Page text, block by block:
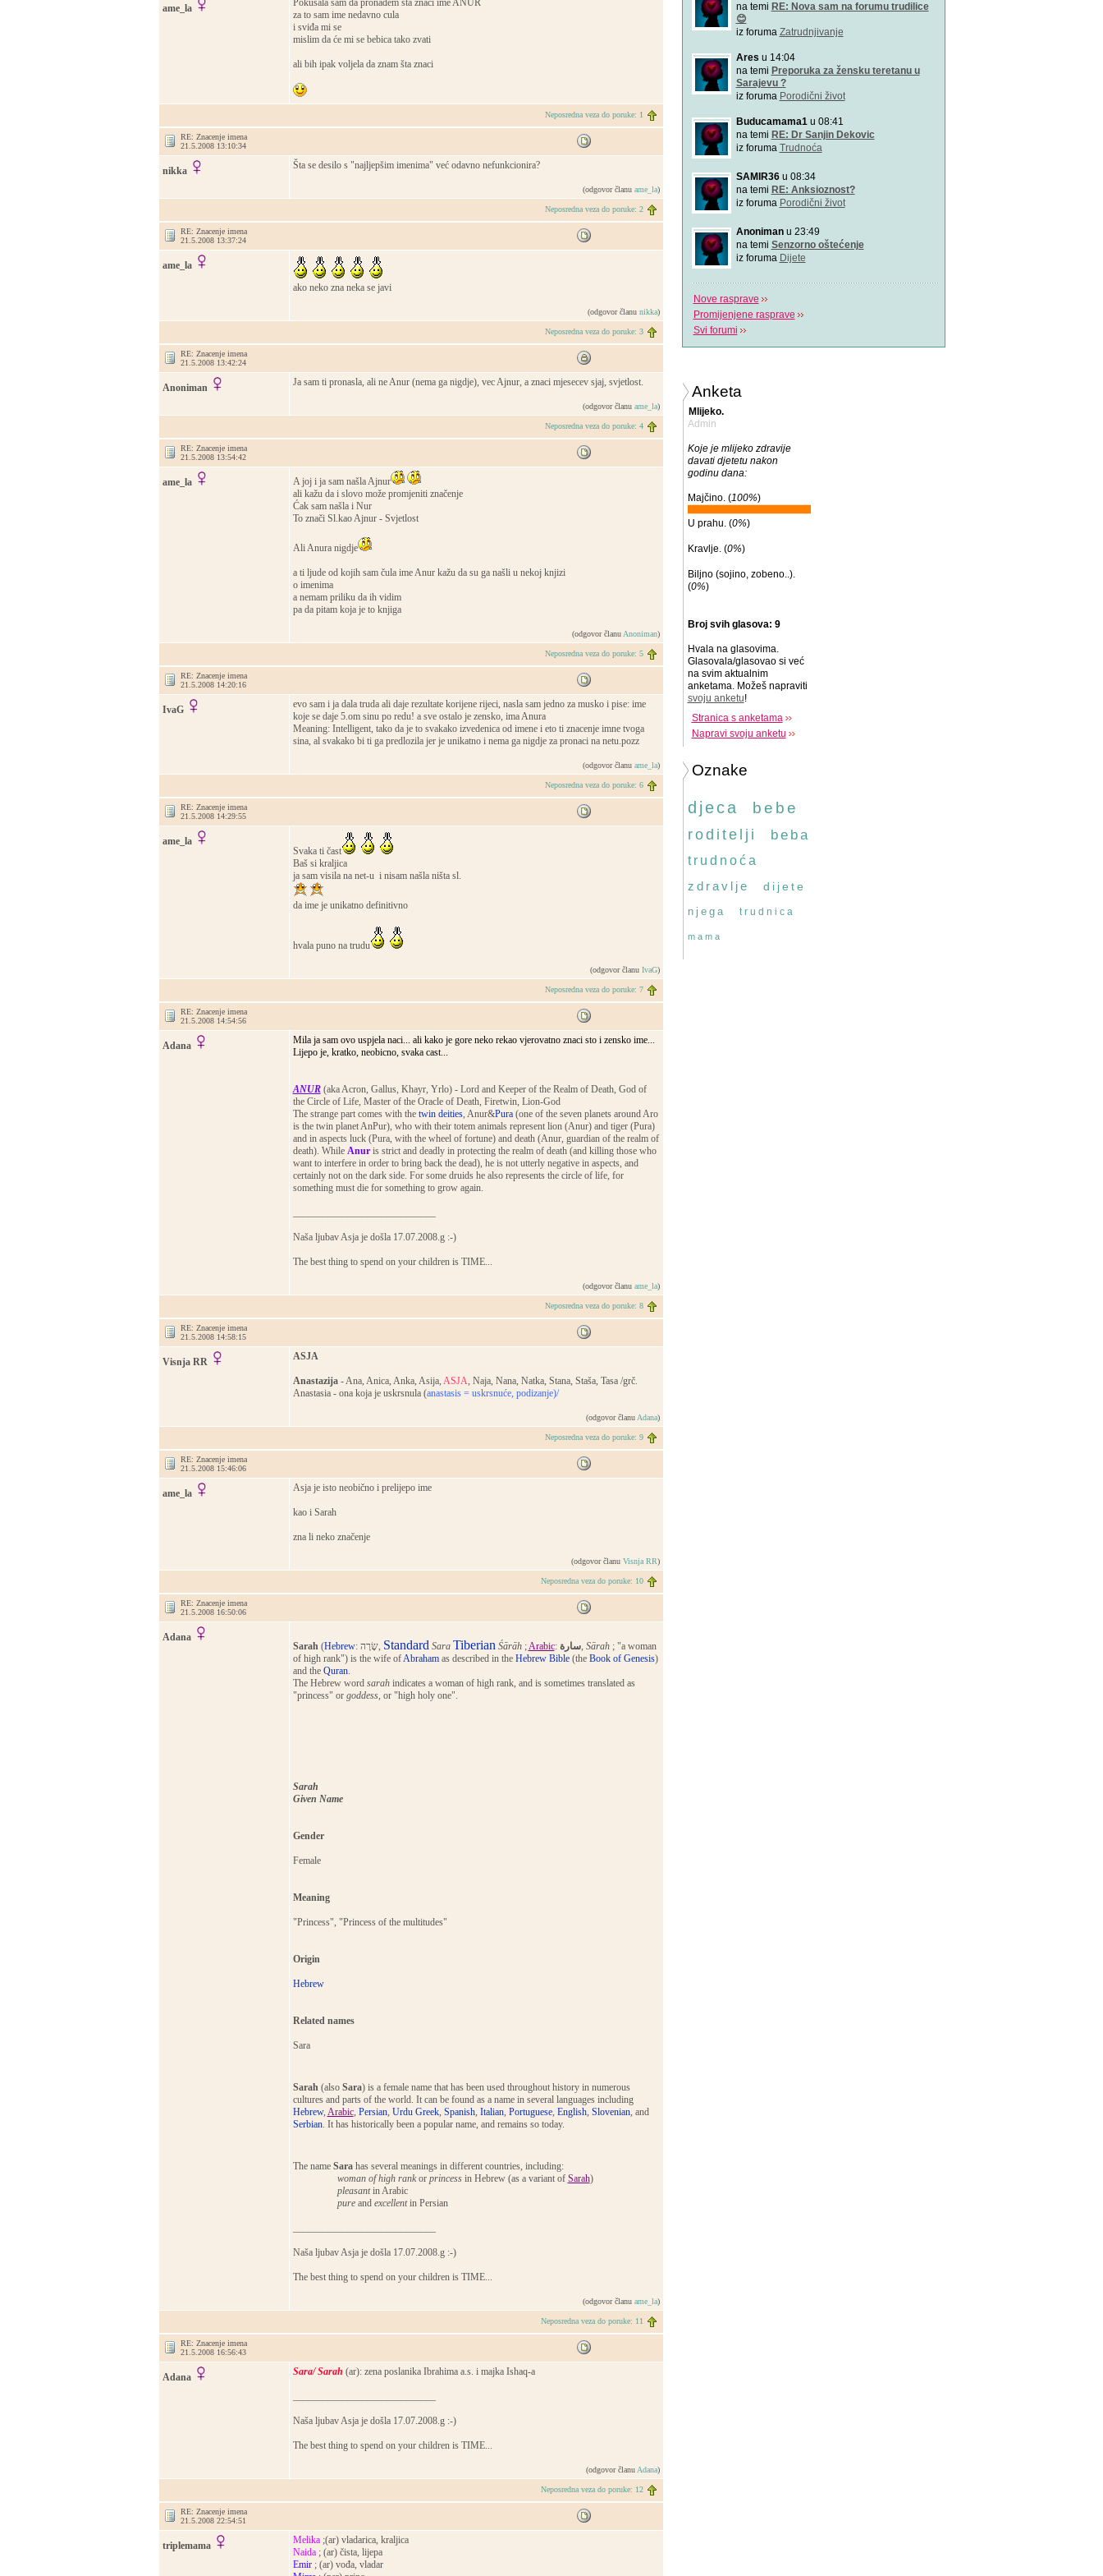
ame_la
Pokušala sam da pronađem šta znaci ime ANUR
za to sam ime nedavno cula
i sviđa mi se
mislim da će mi se bebica tako zvati
ali bih ipak voljela da znam šta znaci
Neposredna veza do poruke: 1
RE: Znacenje imena
21.5.2008 13:10:34
nikka Šta se desilo s "najljepšim imenima" već odavno nefunkcionira?
(odgovor članu ame_la)
Neposredna veza do poruke: 2
RE: Znacenje imena
21.5.2008 13:37:24
ame_la
ako neko zna neka se javi
(odgovor članu nikka)
Neposredna veza do poruke: 3
RE: Znacenje imena
21.5.2008 13:42:24
Anoniman Ja sam ti pronasla, ali ne Anur (nema ga nigdje), vec Ajnur, a znaci mjesecev sjaj, svjetlost.
(odgovor članu ame_la)
Neposredna veza do poruke: 4
RE: Znacenje imena
21.5.2008 13:54:42
ame_la
A joj i ja sam našla Ajnur
ali kažu da i slovo može promjeniti značenje
Ćak sam našla i Nur
To znači Sl.kao Ajnur - Svjetlost
Ali Anura nigdje
a ti ljude od kojih sam čula ime Anur kažu da su ga našli u nekoj knjizi
o imenima
a nemam priliku da ih vidim
pa da pitam koja je to knjiga
(odgovor članu Anoniman)
Neposredna veza do poruke: 5
RE: Znacenje imena
21.5.2008 14:20:16
IvaG
evo sam i ja dala truda ali daje rezultate korijene rijeci, nasla sam jedno za musko i pise: ime
koje se daje 5.om sinu po redu! a sve ostalo je zensko, ima Anura
Meaning: Intelligent, tako da je to svakako izvedenica od imene i eto ti znacenje imne tvoga
sina, al svakako bi ti ga predlozila jer je unikatno i nema ga nigdje za pronaci na netu.pozz
(odgovor članu ame_la)
Neposredna veza do poruke: 6
RE: Znacenje imena
21.5.2008 14:29:55
ame_la
Svaka ti čast
Baš si kraljica
ja sam visila na net-u i nisam našla ništa sl.
da ime je unikatno definitivno
hvala puno na trudu
(odgovor članu IvaG)
Neposredna veza do poruke: 7
RE: Znacenje imena
21.5.2008 14:54:56
Adana
Mila ja sam ovo uspjela naci... ali kako je gore neko rekao vjerovatno znaci sto i zensko ime...
Lijepo je, kratko, neobicno, svaka cast...
ANUR(aka Acron, Gallus, Khayr, Yrlo) - Lord and Keeper of the Realm of Death, God of
the Circle of Life, Master of the Oracle of Death, Firetwin, Lion-God
The strange part comes with the twin deities, Anur&Pura(one of the seven planets around Aro
is the twin planet AnPur), who with their totem animals represent lion (Anur) and tiger (Pura)
and in aspects luck (Pura, with the wheel of fortune) and death (Anur, guardian of the realm of
death). While Anuris strict and deadly in protecting the realm of death (and killing those who
want to interfere in order to bring back the dead), he is not utterly negative in aspects, and
certainly not on the dark side. For some druids he also represents the circle of life, for
something must die for something to grow again.
Naša ljubav Asja je došla 17.07.2008.g :-)
The best thing to spend on your children is TIME...
(odgovor članu ame_la)
Neposredna veza do poruke: 8
RE: Znacenje imena
21.5.2008 14:58:15
Visnja RR ASJA
Anastazija - Ana, Anica, Anka, Asija, ASJA, Naja, Nana, Natka, Stana, Staša, Tasa /grč.
Anastasia - ona koja je uskrsnula (anastasis = uskrsnuće, podizanje)/
(odgovor članu Adana)
Neposredna veza do poruke: 9
RE: Znacenje imena
21.5.2008 15:46:06
ame_la Asja je isto neobično i prelijepo ime
kao i Sarah
zna li neko značenje
(odgovor članu Visnja RR)
Neposredna veza do poruke: 10
RE: Znacenje imena
21.5.2008 16:50:06
Adana
Sarah(Hebrew : שָׂרָה, Standard Sara Tiberian Śārāh;Arabic: سارة, Sārah; "a woman
of high rank") is the wife ofAbrahamas described in the Hebrew Bible(the Book of Genesis)
and the Quran.
The Hebrew word sarahindicates a woman of high rank, and is sometimes translated as
"princess" or goddess, or "high holy one".
Sarah
Given Name
Gender
Female
Meaning
"Princess", "Princess of the multitudes"
Origin
Hebrew
Related names
Sara
Sarah(also Sara) is a female name that has been used throughout history in numerous
cultures and parts of the world. It can be found as a name in several languages including
Hebrew, Arabic, Persian, Urdu Greek, Spanish, Italian, Portuguese, English, Slovenian, and
Serbian. It has historically been a popular name, and remains so today.
The name Sarahas several meanings in different countries, including:
woman of high rankor princessin Hebrew (as a variant of Sarah)
pleasantin Arabic
pureand excellentin Persian
Naša ljubav Asja je došla 17.07.2008.g :-)
The best thing to spend on your children is TIME...
(odgovor članu ame_la)
Neposredna veza do poruke: 11
RE: Znacenje imena
21.5.2008 16:56:43
Adana Sara/ Sarah (ar): zena poslanika Ibrahima a.s. i majka Ishaq-a
Naša ljubav Asja je došla 17.07.2008.g :-)
The best thing to spend on your children is TIME...
(odgovor članu Adana)
Neposredna veza do poruke: 12
RE: Znacenje imena
21.5.2008 22:54:51
triplemama Melika;(ar) vladarica, kraljica
Naida; (ar) čista, lijepa
Emir; (ar) vođa, vladar
na temi RE: Nova sam na forumu trudilice
😊
iz foruma Zatrudnjivanje
Ares u 14:04
na temi Preporuka za žensku teretanu u
Sarajevu ?
iz foruma Porodični život
Buducamama1u 08:41
na temi RE: Dr Sanjin Dekovic
iz foruma Trudnoća
SAMIR36u 08:34
na temi RE: Anksioznost?
iz foruma Porodični život
Anonimanu 23:49
na temi Senzorno oštećenje
iz foruma Dijete
Nove rasprave
Promijenjene rasprave
Svi forumi
Anketa
Mlijeko.
Admin
Koje je mlijeko zdravije
davati djetetu nakon
godinu dana:
Majčino. (100%)
U prahu. (0%)
Kravlje. (0%)
Biljno (sojino, zobeno..).
(0%)
Broj svih glasova: 9
Hvala na glasovima.
Glasovala/glasovao si već
na svim aktualnim
anketama. Možeš napraviti
svoju anketu!
Stranica s anketama
Napravi svoju anketu
Oznake
djeca bebe
roditelji beba
trudnoća
zdravlje
dijete
njega trudnica
mama